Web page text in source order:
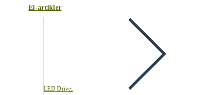
El-artikler
LED Driver